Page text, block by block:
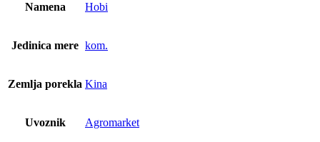
Namena Hobi
Jedinica mere kom.
Zemlja porekla Kina
Uvoznik Agromarket